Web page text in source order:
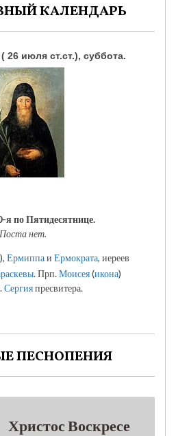
КАЛЕНДАРЬ
( 26 июля ст.ст.), суббота.
я по Пятидесятнице.
Поста нет.
), Ермиппаи Ермократа, иереев
. Прп.Моисея(икона)
Сергияпресвитера.
ПЕСНОПЕНИЯ
Христос Воскресе